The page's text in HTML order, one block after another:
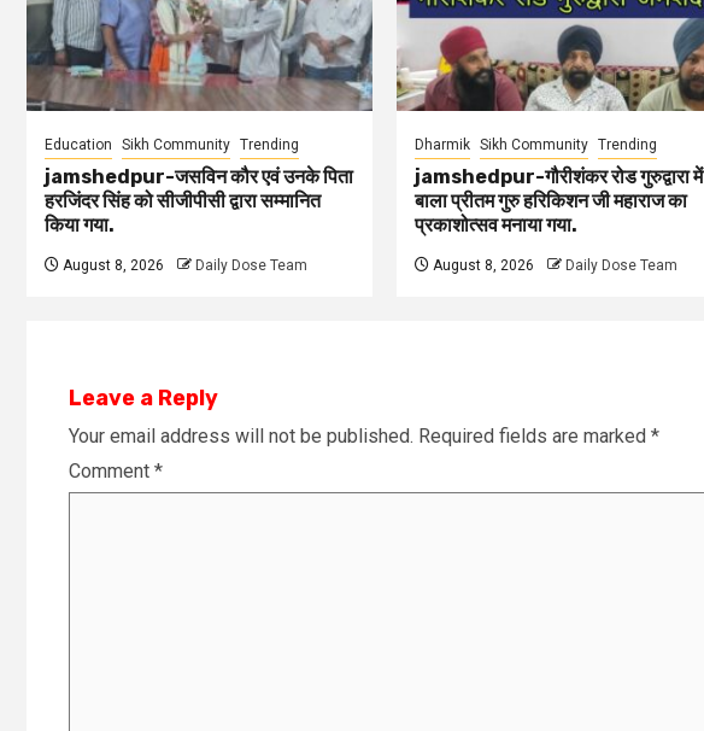
Education Sikh Community Trending
jamshedpur-जसविन कौर एवं उनके पिता
हरजिंदर सिंह को सीजीपीसी द्वारा सम्मानित
किया गया.
August 8, 2026 Daily Dose Team
Dharmik Sikh Community Trending
jamshedpur-गौरीशंकर रोड गुरुद्वारा में
बाला प्रीतम गुरु हरिकिशन जी महाराज का
प्रकाशोत्सव मनाया गया.
August 8, 2026 Daily Dose Team
Leave a Reply
Your email address will not be published. Required fields are marked *
Comment *